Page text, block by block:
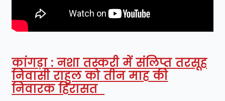
कांगड़ा : नशा तस्करी में संलिप्त तरसूह
निवासी राहुल को तीन माह की
निवारक हिरासत